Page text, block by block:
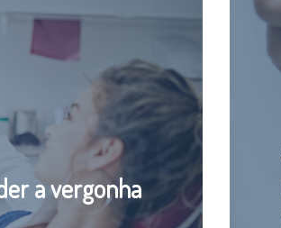
a vergonha